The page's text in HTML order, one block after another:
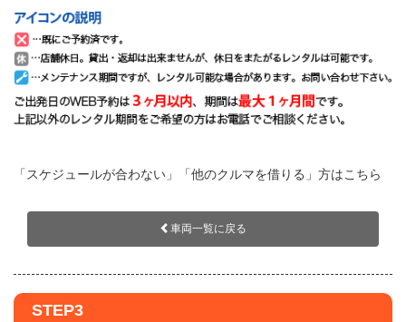
「スケジュールが合わない」「他のクルマを借りる」方はこちら
車両一覧に戻る
STEP3